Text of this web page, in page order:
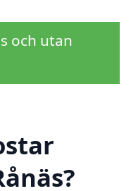
och utan